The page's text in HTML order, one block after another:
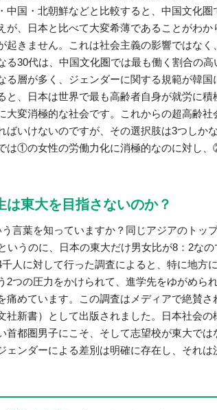
中国・北朝鮮などと比較すると、中国文化
が、日本と比べて大変希薄であることがわ
起きません。これは社会主義の影響ではな
る30代は、中国文化圏では最も働く割合の
る層が多く、ジェンダーに関する規範が韓国
と、日本は世界で最も高齢者自身が就労に
大変消極的な社会です。これからの超高齢
ばいけないのですが、その選択肢は3つし
は①の女性の労働力化に消極的なのに対し
は東大を目指さないのか？
う言葉を知っていますか？同じアジアのトッ
いうのに、日本の東大だけ男女比が8：2な
人に対して行った調査によると、特に地方
2つの圧力をかけられて、進学先をゆがめら
痛めています。この調査はメディアで絶賛
社新書）として出版されました。日本社会
首都圏男子にこそ、そして志望校が東大で
ェンダーによる差別は明確に存在し、それ